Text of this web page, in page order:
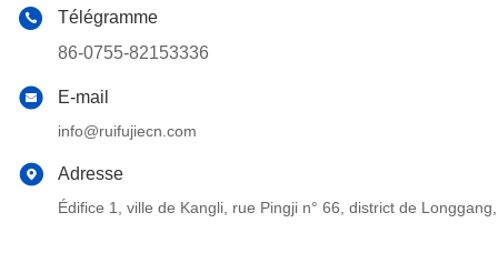
Télégramme
86-0755-82153336
E-mail
info@ruifujiecn.com
Adresse
Édifice 1, ville de Kangli, rue Pingji n° 66, district de